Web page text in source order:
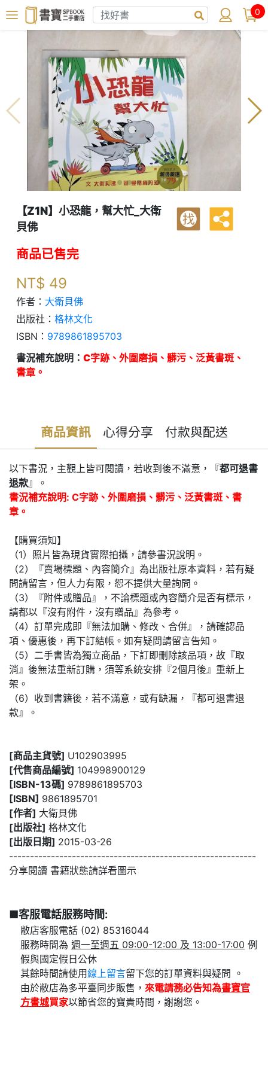
0
【Z1N】小恐龍，幫大忙_大衛
貝佛
找
商品已售完
NT$ 49
作者： 大衛貝佛
出版社： 格林文化
ISBN： 9789861895703
書況補充說明： C字跡、外圍磨損、髒污、泛黃書斑、
書章。
商品資訊 心得分享 付款與配送
以下書況，主觀上皆可閱讀，若收到後不滿意，『都可退書
退款』。
書況補充說明: C字跡、外圍磨損、髒污、泛黃書斑、書
章。
【購買須知】
（1）照片皆為現貨實際拍攝，請參書況說明。
（2）『賣場標題、內容簡介』為出版社原本資料，若有疑
問請留言，但人力有限，恕不提供大量詢問。
（3）『附件或贈品』，不論標題或內容簡介是否有標示，
請都以『沒有附件，沒有贈品』為參考。
（4）訂單完成即『無法加購、修改、合併』，請確認品
項、優惠後，再下訂結帳。如有疑問請留言告知。
（5）二手書皆為獨立商品，下訂即刪除該品項，故『取
消』後無法重新訂購，須等系統安排『2個月後』重新上
架。
（6）收到書籍後，若不滿意，或有缺漏，『都可退書退
款』。
[商品主貨號] U102903995
[代售商品編號] 104998900129
[ISBN-13碼] 9789861895703
[ISBN] 9861895701
[作者] 大衛貝佛
[出版社] 格林文化
[出版日期] 2015-03-26
-----------------------------------------------------------
分享閱讀 書籍狀態請詳看圖示
■客服電話服務時間:
敝店客服電話 (02) 85316044
服務時間為 週一至週五 09:00-12:00 及 13:00-17:00 例
假與國定假日公休
其餘時間請使用線上留言
留下您的訂單資料與疑問 。
由於敝店為多平臺同步販售， 來電請務必告知為書寶官
方書城買家以節省您的寶貴時間，謝謝您。